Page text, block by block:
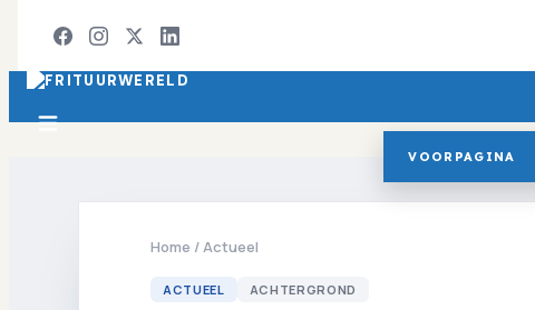
VOORPAGINA
Home /Actueel
ACTUEEL ACHTERGROND